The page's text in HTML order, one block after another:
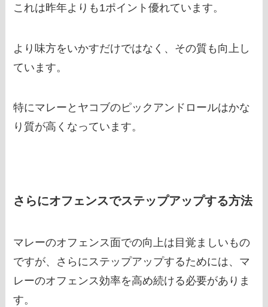
これは昨年よりも1ポイント優れています。
より味方をいかすだけではなく、その質も向上し
ています。
特にマレーとヤコブのピックアンドロールはかな
り質が高くなっています。
さらにオフェンスでステップアップする方法
マレーのオフェンス面での向上は目覚ましいもの
ですが、さらにステップアップするためには、マ
レーのオフェンス効率を高め続ける必要がありま
す。